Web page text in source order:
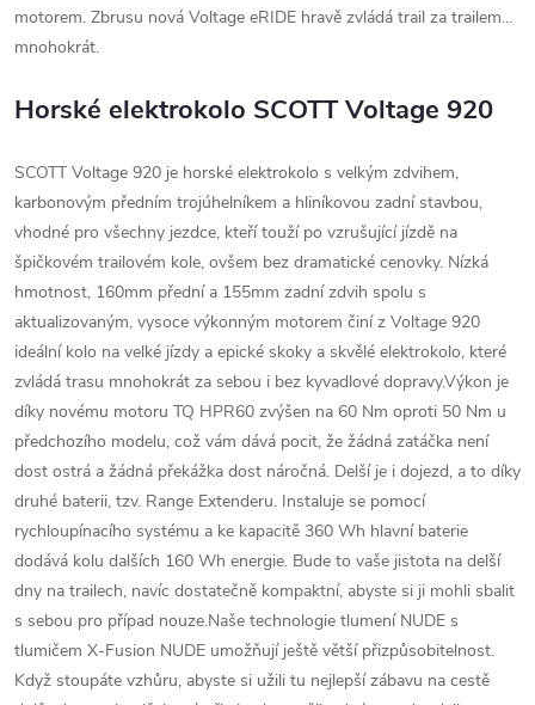
motorem. Zbrusu nová Voltage eRIDE hravě zvládá trail za trailem…
mnohokrát.
Horské elektrokolo SCOTT Voltage 920
SCOTT Voltage 920 je horské elektrokolo s velkým zdvihem,
karbonovým předním trojúhelníkem a hliníkovou zadní stavbou,
vhodné pro všechny jezdce, kteří touží po vzrušující jízdě na
špičkovém trailovém kole, ovšem bez dramatické cenovky. Nízká
hmotnost, 160mm přední a 155mm zadní zdvih spolu s
aktualizovaným, vysoce výkonným motorem činí z Voltage 920
ideální kolo na velké jízdy a epické skoky a skvělé elektrokolo, které
zvládá trasu mnohokrát za sebou i bez kyvadlové dopravy.Výkon je
díky novému motoru TQ HPR60 zvýšen na 60 Nm oproti 50 Nm u
předchozího modelu, což vám dává pocit, že žádná zatáčka není
dost ostrá a žádná překážka dost náročná. Delší je i dojezd, a to díky
druhé baterii, tzv. Range Extenderu. Instaluje se pomocí
rychloupínacího systému a ke kapacitě 360 Wh hlavní baterie
dodává kolu dalších 160 Wh energie. Bude to vaše jistota na delší
dny na trailech, navíc dostatečně kompaktní, abyste si ji mohli sbalit
s sebou pro případ nouze.Naše technologie tlumení NUDE s
tlumičem X-Fusion NUDE umožňují ještě větší přizpůsobitelnost.
Když stoupáte vzhůru, abyste si užili tu nejlepší zábavu na cestě